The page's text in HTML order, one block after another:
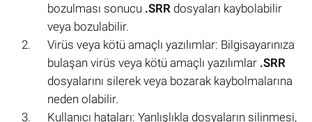
bozulması sonucu .SRR dosyaları kaybolabilir
veya bozulabilir.
Virüs veya kötü amaçlı yazılımlar: Bilgisayarınıza
bulaşan virüs veya kötü amaçlı yazılımlar .SRR
dosyalarını silerek veya bozarak kaybolmalarına
neden olabilir.
Kullanıcı hataları: Yanlışlıkla dosyaların silinmesi,